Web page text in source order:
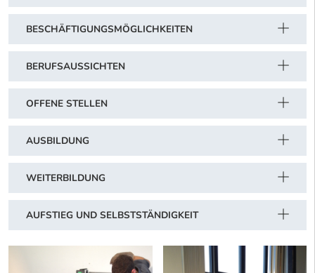
BESCHÄFTIGUNGSMÖGLICHKEITEN
BERUFSAUSSICHTEN
OFFENE STELLEN
AUSBILDUNG
WEITERBILDUNG
AUFSTIEG UND SELBSTSTÄNDIGKEIT